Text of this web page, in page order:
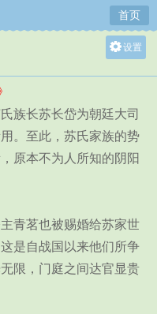
首页
设置
中
小
长苏长岱为朝廷大司
。至此，苏氏家族的势
原本不为人所知的阴阳
青茗也被赐婚给苏家世
是自战国以来他们所争
限，门庭之间达官显贵